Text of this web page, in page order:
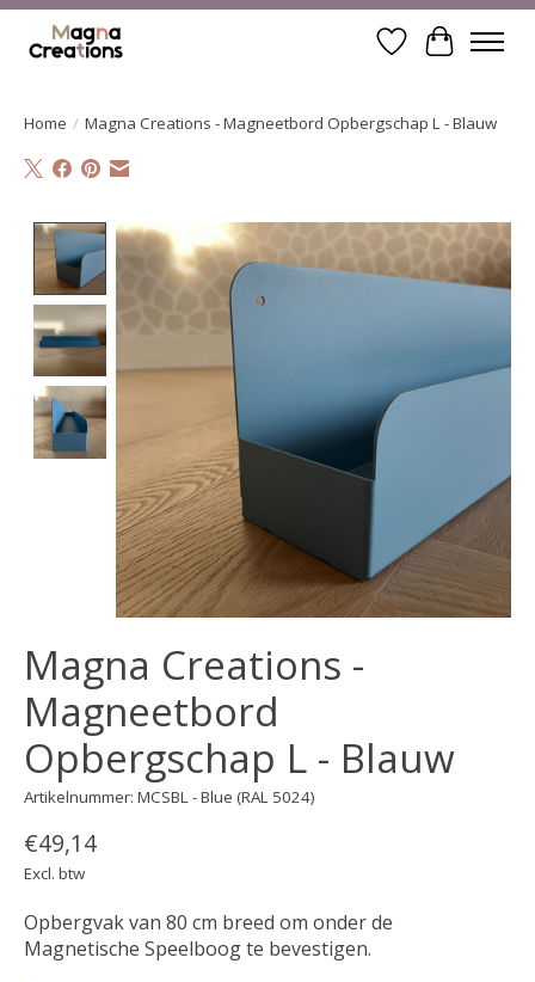
Verlanglijst
Home / Magna Creations - Magneetbord Opbergschap L - Blauw
Product image slideshow Items
Magna Creations -
Magneetbord
Opbergschap L - Blauw
Artikelnummer: MCSBL - Blue (RAL 5024)
€49,14
Excl. btw
Opbergvak van 80 cm breed om onder de
Magnetische Speelboog te bevestigen.